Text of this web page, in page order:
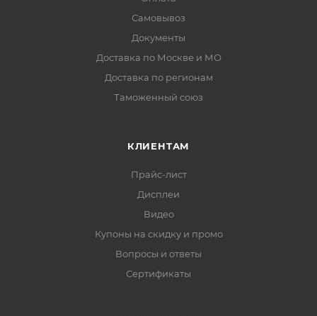
Самовывоз
Документы
Доставка по Москве и МО
Доставка по регионам
Таможенный союз
КЛИЕНТАМ
Прайс-лист
Дисплеи
Видео
Купоны на скидку и промо
Вопросы и ответы
Сертификаты